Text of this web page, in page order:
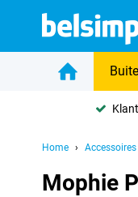
Home Accessoires
Mophie